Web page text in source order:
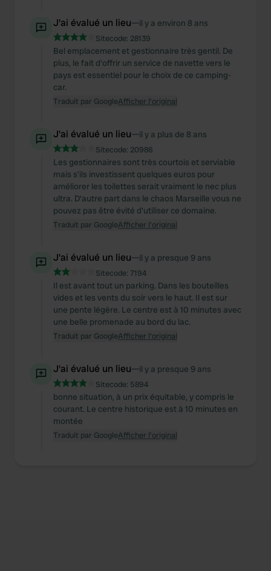
J'ai évalué un lieu—il y a environ 8 ans
Sitecode: 28139
Bel emplacement et gestionnaire très gentil. De
plus, le fait d'offrir un service de navette vers le
pays est essentiel pour le choix de ce camping-
car.
Traduit par GoogleAfficher l'original
J'ai évalué un lieu—il y a plus de 8 ans
Sitecode: 20986
Les gestionnaires sont très courtois et serviable
mais s'ils investissent quelques euros pour
améliorer les toilettes serait vraiment le nec plus
ultra. D'autre part dans le chaos Marseille vous ne
pouvez pas être évité d'utiliser ce domaine.
Traduit par GoogleAfficher l'original
J'ai évalué un lieu—il y a presque 9 ans
Sitecode: 7194
Il est avant tout un parking. Dans les bouteilles
vides et les vents du soir vers le haut. Il est sur
une pente légère. Le centre est à 10 minutes avec
une belle promenade au bord du lac.
Traduit par GoogleAfficher l'original
J'ai évalué un lieu—il y a presque 9 ans
Sitecode: 5894
bonne situation, à un prix équitable, y compris le
courant. Le centre historique est à 10 minutes en
montée
Traduit par GoogleAfficher l'original